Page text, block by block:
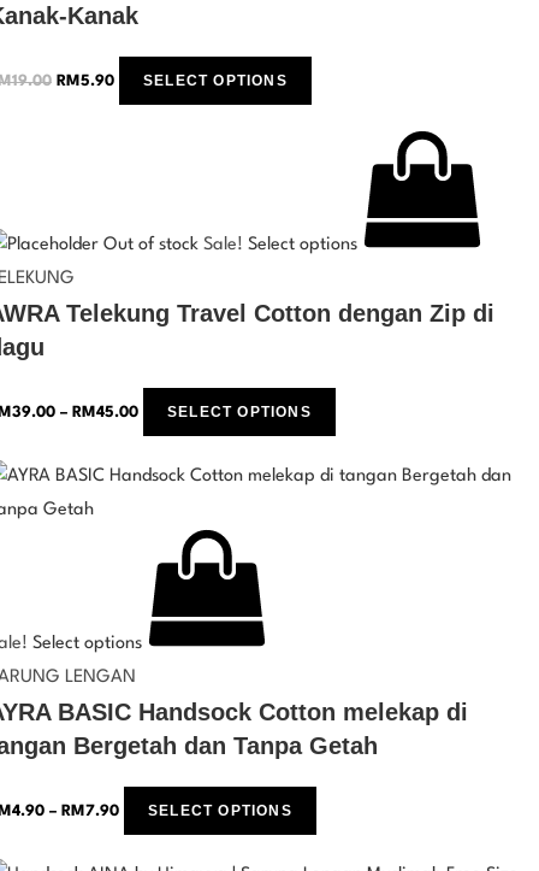
Kanak
19.00 RM 5.90 SELECT OPTIONS
Out of stock Sale! Select options
Telekung Travel Cotton dengan Zip di
39.00 – RM 45.00 SELECT OPTIONS
Select options
LENGAN
BASIC Handsock Cotton melekap di
Bergetah dan Tanpa Getah
4.90 – RM 7.90 SELECT OPTIONS